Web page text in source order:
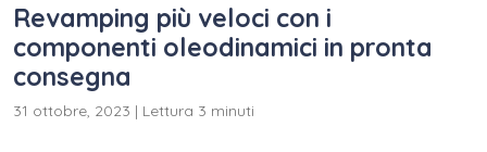
Revamping più veloci con i
componenti oleodinamici in pronta
consegna
31 ottobre, 2023 | Lettura 3 minuti